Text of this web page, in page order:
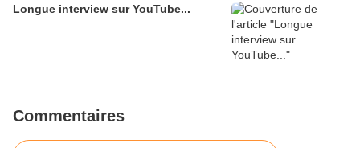
Longue interview sur YouTube...
Commentaires